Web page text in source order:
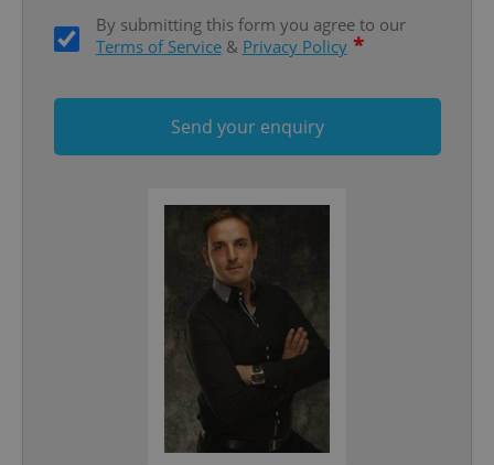
By submitting this form you agree to our
Terms of Service& Privacy Policy *
Send your enquiry
Name
Provider